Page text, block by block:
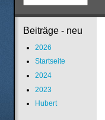
Beiträge - neu
2026
Startseite
2024
2023
Hubert